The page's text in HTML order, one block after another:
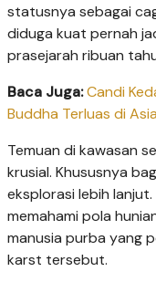
statusnya sebagai
diduga kuat pernah
prasejarah ribuan
Baca Juga:Candi
Buddha Terluas di
Temuan di kawasan
krusial. Khususnya
eksplorasi lebih
memahami pola
manusia purba yang
karst tersebut.